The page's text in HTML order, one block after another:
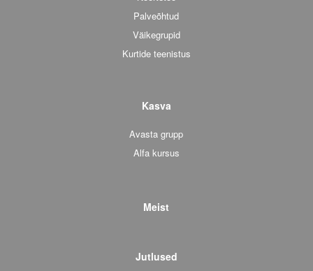
Palveõhtud
Väikegrupid
Kurtide teenistus
Kasva
Avasta grupp
Alfa kursus
Meist
Jutlused